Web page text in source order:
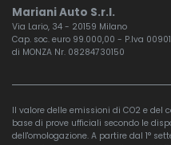
Mariani Auto S.r.l.
Via Lario, 34 - 20159 Milano
Cap. soc. euro 99.000,00 - P.Iva
di MONZA Nr. 08284730150
Il valore delle emissioni di CO2 e
base di prove ufficiali secondo le
dell'omologazione. A partire dal 1°